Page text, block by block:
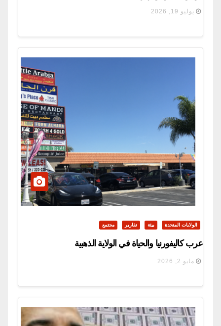
يوليو 19, 2026
الولايات المتحدة بيئة تقارير مجتمع
عرب كاليفورنيا والحياة في الولاية الذهبية
مايو 2, 2026